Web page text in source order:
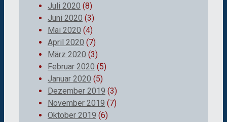
Juli 2020 (8)
Juni 2020 (3)
Mai 2020 (4)
April 2020 (7)
März 2020 (3)
Februar 2020 (5)
Januar 2020 (5)
Dezember 2019 (3)
November 2019 (7)
Oktober 2019 (6)